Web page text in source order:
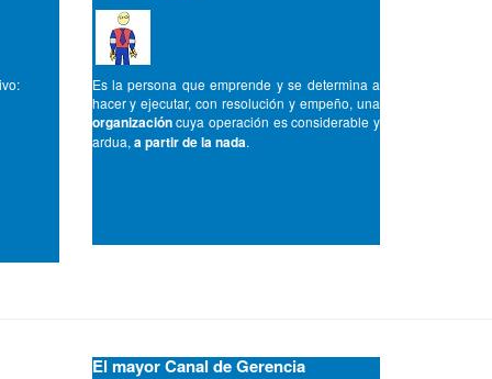
Es la persona que emprende y se determina a
hacer y ejecutar, con resolución y empeño, una
organizacióncuya operación es considerable y
ardua, a partir de la nada.
El mayor Canal de Gerencia